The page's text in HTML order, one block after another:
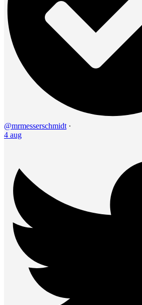
@mrmesserschmidt ·
4 aug